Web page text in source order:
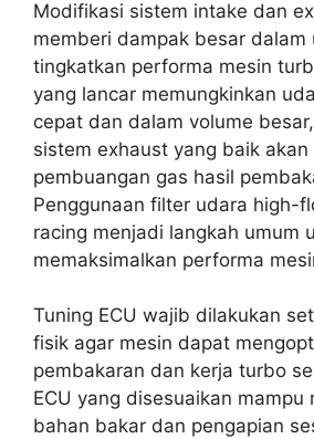
Modifikasi sistem intake dan
memberi dampak besar dalam
tingkatkan performa mesin
yang lancar memungkinkan
cepat dan dalam volume
sistem exhaust yang baik
pembuangan gas hasil
Penggunaan filter udara high-
racing menjadi langkah umum
memaksimalkan performa
Tuning ECU wajib dilakukan
fisik agar mesin dapat
pembakaran dan kerja turbo
ECU yang disesuaikan mampu
bahan bakar dan pengapian